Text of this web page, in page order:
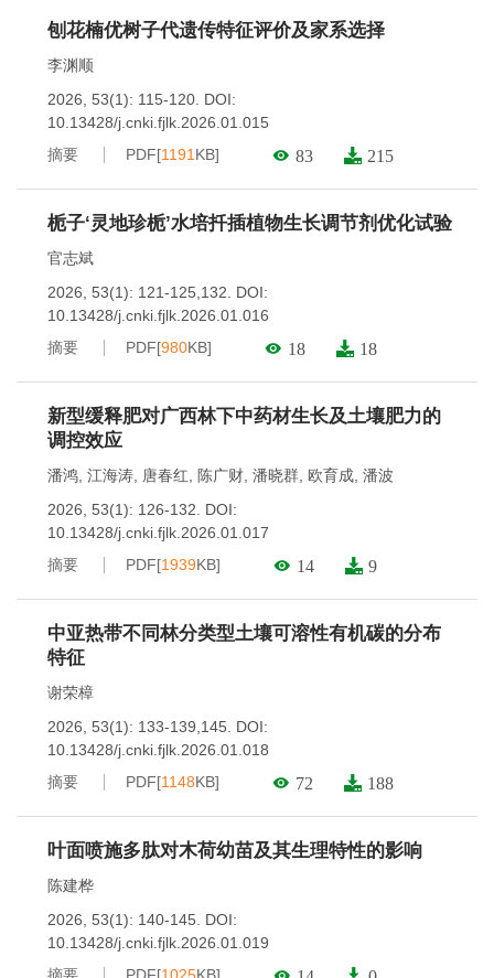
刨花楠优树子代遗传特征评价及家系选择
李渊顺
2026, 53(1): 115-120. DOI:
10.13428/j.cnki.fjlk.2026.01.015
摘要
PDF[1191 KB] 83 215
栀子‘灵地珍栀’水培扦插植物生长调节剂优化试验
官志斌
2026, 53(1): 121-125,132.
DOI:
10.13428/j.cnki.fjlk.2026.01.016
摘要
PDF[980KB] 18 18
新型缓释肥对广西林下中药材生长及土壤肥力的
调控效应
潘鸿 江海涛 唐春红 陈广财 潘晓群 欧育成 潘波
2026, 53(1): 126-132.
DOI:
10.13428/j.cnki.fjlk.2026.01.017
摘要
PDF[1939KB] 14 9
中亚热带不同林分类型土壤可溶性有机碳的分布
特征
谢荣樟
2026, 53(1): 133-139,145.
DOI:
10.13428/j.cnki.fjlk.2026.01.018
摘要
PDF[1148KB] 72 188
叶面喷施多肽对木荷幼苗及其生理特性的影响
陈建桦
2026, 53(1): 140-145.
DOI:
10.13428/j.cnki.fjlk.2026.01.019